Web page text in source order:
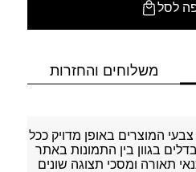
לסל
משלוחים והחזרות
המוצרים באופן מדויק ככל
בגוון בין התמונות באתר
תאורה ומסכי תצוגה שונים